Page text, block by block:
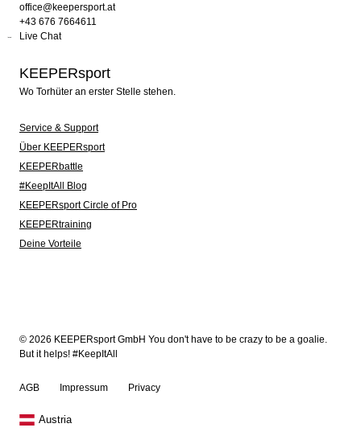
office@keepersport.at
+43 676 7664611
Live Chat
KEEPERsport
Wo Torhüter an erster Stelle stehen.
Service & Support
Über KEEPERsport
KEEPERbattle
#KeepItAll Blog
KEEPERsport Circle of Pro
KEEPERtraining
Deine Vorteile
© 2026 KEEPERsport GmbH You don't have to be crazy to be a goalie.
But it helps! #KeepItAll
AGB Impressum Privacy
Austria